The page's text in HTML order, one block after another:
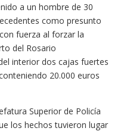
a un hombre de 30
como presunto
fuerza al forzar la
del Rosario
interior dos cajas fuertes
20.000 euros
Superior de Policía
los hechos tuvieron lugar